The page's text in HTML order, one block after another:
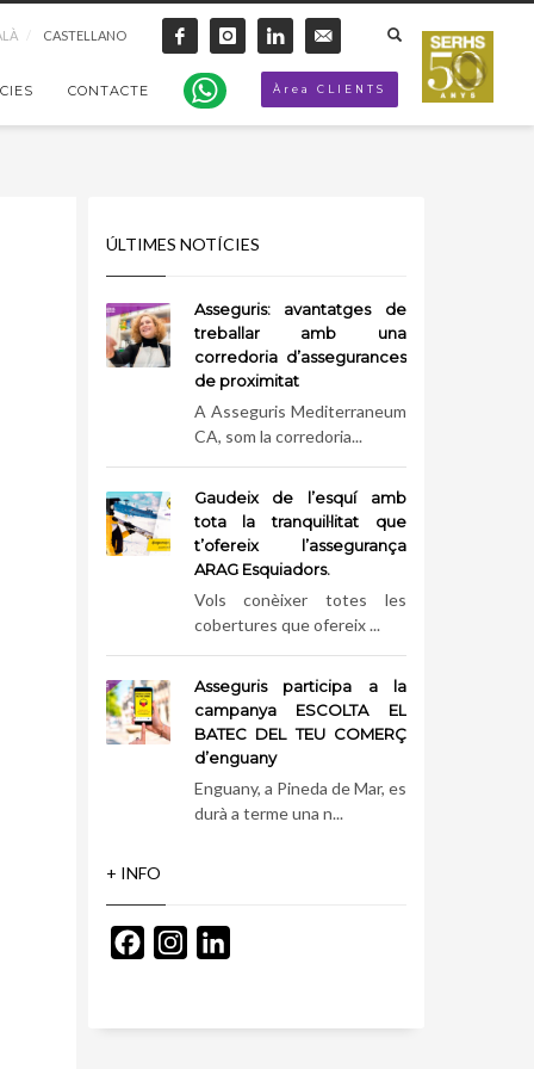
CASTELLANO
CONTACTE Àrea CLIENTS
ÚLTIMES NOTÍCIES
Asseguris: avantatges de
treballar amb una
corredoria d’assegurances
de proximitat
A Asseguris Mediterraneum
CA, som la corredoria...
Gaudeix de l’esquí amb
tota la tranquil·litat que
t’ofereix l’assegurança
ARAG Esquiadors.
Vols conèixer totes les
cobertures que ofereix ...
Asseguris participa a la
campanya ESCOLTA EL
BATEC DEL TEU COMERÇ
d’enguany
Enguany, a Pineda de Mar, es
durà a terme una n...
+ INFO
FacebookInstagram